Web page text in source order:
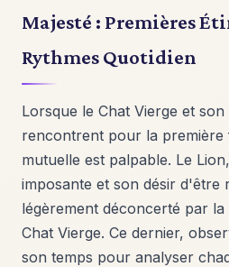
Majesté : Premières
Rythmes Quotidien
Lorsque le Chat Vierge et
rencontrent pour la première
mutuelle est palpable. Le
imposante et son désir d'être
légèrement déconcerté par la
Chat Vierge. Ce dernier,
son temps pour analyser